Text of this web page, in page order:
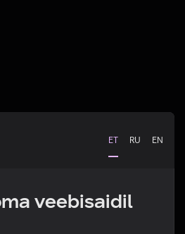
ET RU EN
veebisaidil